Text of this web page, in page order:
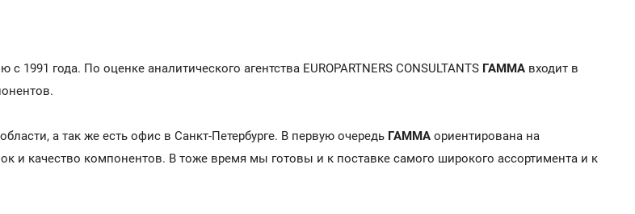
года. По оценке аналитического агентства EUROPARTNERS CONSULTANTS ГАММА входит в
а так же есть офис в Санкт-Петербурге. В первую очередь ГАММА ориентирована на
и качество компонентов. В тоже время мы готовы и к поставке самого широкого ассортимента и к